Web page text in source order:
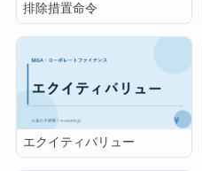
排除措置命令
エクイティバリュー